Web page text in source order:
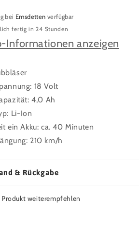
EUROM
Laubpuster
bei Emsdetten verfügbar
fertig in 24 Stunden
Informationen anzeigen
18 Volt
4,0 Ah
Li-Ion
ein Akku: ca. 40 Minuten
210 km/h
& Rückgabe
Produkt weiterempfehlen